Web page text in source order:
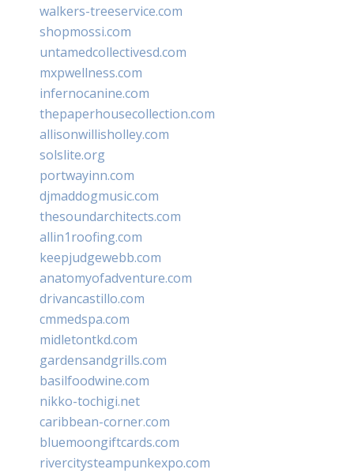
walkers-treeservice.com
shopmossi.com
untamedcollectivesd.com
mxpwellness.com
infernocanine.com
thepaperhousecollection.com
allisonwillisholley.com
solslite.org
portwayinn.com
djmaddogmusic.com
thesoundarchitects.com
allin1roofing.com
keepjudgewebb.com
anatomyofadventure.com
drivancastillo.com
cmmedspa.com
midletontkd.com
gardensandgrills.com
basilfoodwine.com
nikko-tochigi.net
caribbean-corner.com
bluemoongiftcards.com
rivercitysteampunkexpo.com